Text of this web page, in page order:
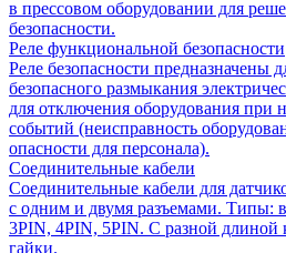
в прессовом оборудовании для
безопасности.
Реле функциональной безопасности
Реле безопасности предназначены
безопасного размыкания
для отключения оборудования при
событий (неисправность
опасности для персонала).
Соединительные кабели
Соединительные кабели для
с одним и двумя разъемами. Типы:
3PIN, 4PIN, 5PIN. С разной длиной
гайки.